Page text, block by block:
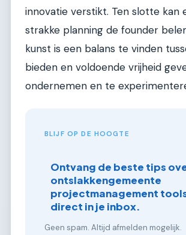
innovatie verstikt. Ten slotte kan
strakke planning de founder
kunst is een balans te vinden
bieden en voldoende vrijheid
ondernemen en te
BLIJF OP DE HOOGTE
Ontvang de beste tips
ontslakkengemeente
projectmanagement
direct in je inbox.
Geen spam. Altijd afmelden mogelijk.